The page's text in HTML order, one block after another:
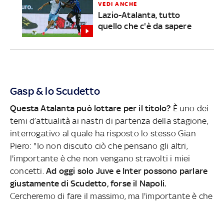
VEDI ANCHE
Lazio-Atalanta, tutto
quello che c'è da sapere
Gasp & lo Scudetto
Questa Atalanta può lottare per il titolo? È uno dei
temi d’attualità ai nastri di partenza della stagione,
interrogativo al quale ha risposto lo stesso Gian
Piero: "Io non discuto ciò che pensano gli altri,
l'importante è che non vengano stravolti i miei
concetti. Ad oggi solo Juve e Inter possono parlare
giustamente di Scudetto, forse il Napoli.
Cercheremo di fare il massimo, ma l'importante è che